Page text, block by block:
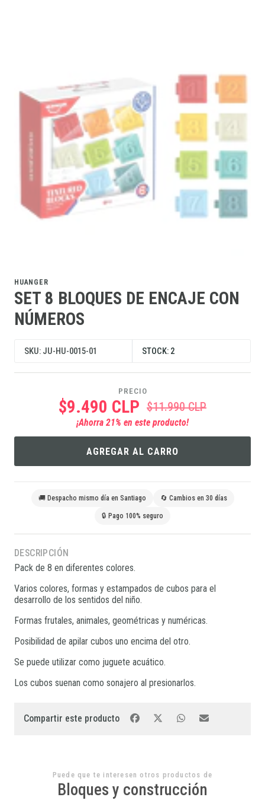
HUANGER
SET 8 BLOQUES DE ENCAJE CON
NÚMEROS
SKU: JU-HU-0015-01 STOCK: 2
PRECIO
$9.490 CLP $11.990 CLP
¡Ahorra 21% en este producto!
AGREGAR AL CARRO
🚚 Despacho mismo día en Santiago 🔄 Cambios en 30 días
🔒 Pago 100% seguro
DESCRIPCIÓN
Pack de 8 en diferentes colores.
Varios colores, formas y estampados de cubos para el
desarrollo de los sentidos del niño.
Formas frutales, animales, geométricas y numéricas.
Posibilidad de apilar cubos uno encima del otro.
Se puede utilizar como juguete acuático.
Los cubos suenan como sonajero al presionarlos.
Compartir este producto
Puede que te interesen otros productos de
Bloques y construcción